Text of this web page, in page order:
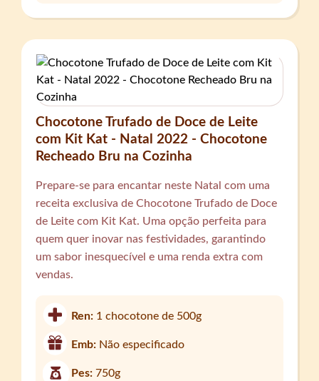
Chocotone Trufado de Doce de Leite
com Kit Kat - Natal 2022 - Chocotone
Recheado Bru na Cozinha
Prepare-se para encantar neste Natal com uma
receita exclusiva de Chocotone Trufado de Doce
de Leite com Kit Kat. Uma opção perfeita para
quem quer inovar nas festividades, garantindo
um sabor inesquecível e uma renda extra com
vendas.
Ren: 1 chocotone de 500g
Emb: Não especificado
Pes:750g